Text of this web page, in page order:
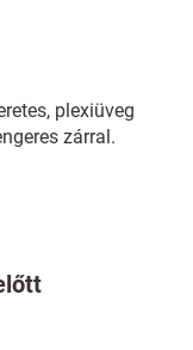
plexiüveg
zárral.